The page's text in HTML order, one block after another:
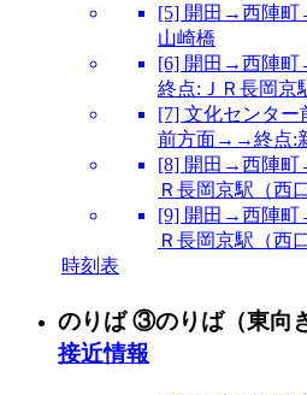
[5] 開田→西陣
山崎橋
[6] 開田→西陣
終点:ＪＲ長岡京
[7] 文化センタ
前方面→→終点:
[8] 開田→西陣
Ｒ長岡京駅（西口
[9] 開田→西陣
Ｒ長岡京駅（西口
時刻表
のりば ③のりば（東向
接近情報